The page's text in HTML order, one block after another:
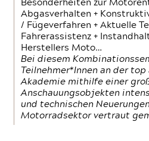
Besonderheiten zur
Abgasverhalten +
/ Fügeverfahren + Aktuelle
Fahrerassistenz +
Herstellers Moto…
Bei diesem
Teilnehmer*Innen an der
Akademie mithilfe einer
Anschauungsobjekten
und technischen
Motorradsektor vertraut